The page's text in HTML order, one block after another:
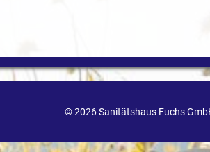
© 2026 Sanitätshaus Fuchs